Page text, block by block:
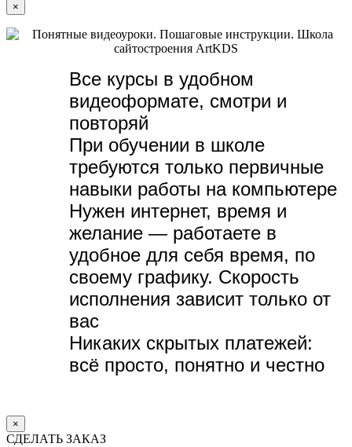
×
Все курсы в удобном
видеоформате, смотри и
повторяй
При обучении в школе
требуются только первичные
навыки работы на компьютере
Нужен интернет, время и
желание — работаете в
удобное для себя время, по
своему графику. Скорость
исполнения зависит только от
вас
Никаких скрытых платежей:
всё просто, понятно и честно
×
СДЕЛАТЬ ЗАКАЗ